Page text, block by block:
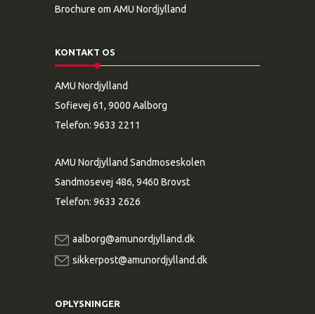
Brochure om AMU Nordjylland
KONTAKT OS
AMU Nordjylland
Sofievej 61, 9000 Aalborg
Telefon: 9633 2211
AMU Nordjylland Sandmoseskolen
Sandmosevej 486, 9460 Brovst
Telefon: 9633 2626
aalborg@amunordjylland.dk
sikkerpost@amunordjylland.dk
OPLYSNINGER